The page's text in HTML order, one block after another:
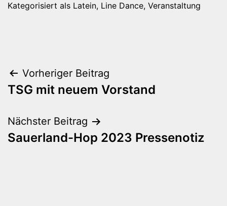
Kategorisiert als Latein, Line Dance, Veranstaltung
Beitragsnavigation
Vorheriger Beitrag
TSG mit neuem Vorstand
Nächster Beitrag
Sauerland-Hop 2023 Pressenotiz